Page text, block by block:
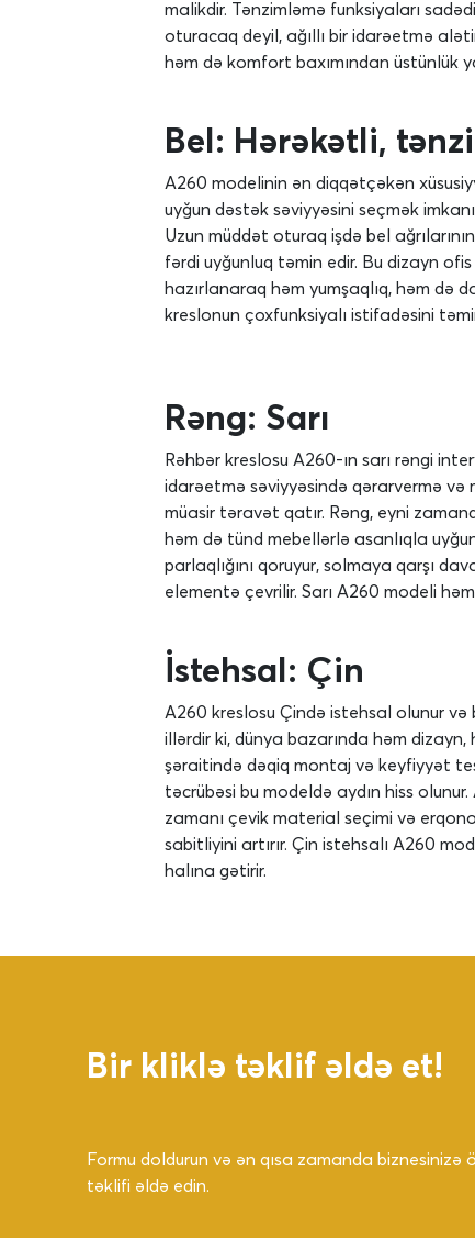
malikdir. Tənzimləmə funksiyaları
oturacaq deyil, ağıllı bir idarəetmə
həm də komfort baxımından üstünlük
Bel: Hərəkətli,
A260 modelinin ən diqqətçəkən
uyğun dəstək səviyyəsini seçmək
Uzun müddət oturaq işdə bel
fərdi uyğunluq təmin edir. Bu dizayn
hazırlanaraq həm yumşaqlıq, həm də
kreslonun çoxfunksiyalı istifadəsini
Rəng: Sarı
Rəhbər kreslosu A260-ın sarı rəngi
idarəetmə səviyyəsində qərarvermə və
müasir təravət qatır. Rəng, eyni
həm də tünd mebellərlə asanlıqla
parlaqlığını qoruyur, solmaya qarşı
elementə çevrilir. Sarı A260 modeli
İstehsal: Çin
A260 kreslosu Çində istehsal olunur
illərdir ki, dünya bazarında həm
şəraitində dəqiq montaj və keyfiyyət
təcrübəsi bu modeldə aydın hiss
zamanı çevik material seçimi və
sabitliyini artırır. Çin istehsalı A260
halına gətirir.
Bir kliklə təklif əldə et!
Formu doldurun və ən qısa zamanda biznesinizə
təklifi əldə edin.